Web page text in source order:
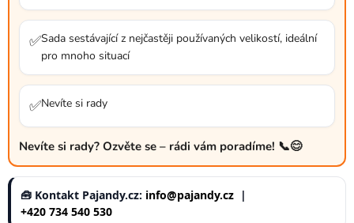
✅Sada sestávající z nejčastěji používaných velikostí, ideální
pro mnoho situací
✅Nevíte si rady
Nevíte si rady? Ozvěte se – rádi vám poradíme! 📞😊
🧰 Kontakt Pajandy.cz: info@pajandy.cz |
+420 734 540 530